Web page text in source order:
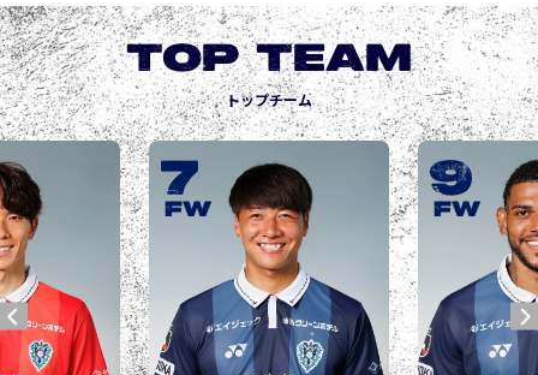
TOP TEAM
トップチーム
9
FW
10
FW